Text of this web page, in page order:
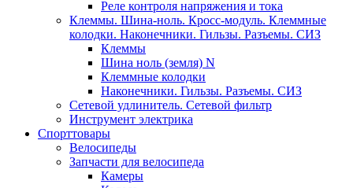
Реле контроля напряжения и тока
Клеммы. Шина-ноль. Кросс-модуль. Клеммные
колодки. Наконечники. Гильзы. Разъемы. СИЗ
Клеммы
Шина ноль (земля) N
Клеммные колодки
Наконечники. Гильзы. Разъемы. СИЗ
Сетевой удлинитель. Сетевой фильтр
Инструмент электрика
Спорттовары
Велосипеды
Запчасти для велосипеда
Камеры